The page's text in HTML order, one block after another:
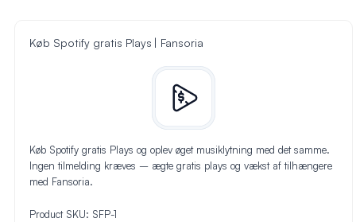
Køb Spotify gratis Plays | Fansoria
Køb Spotify gratis Plays og oplev øget musiklytning med det samme.
Ingen tilmelding kræves – ægte gratis plays og vækst af tilhængere
med Fansoria.
Product SKU: SFP-1